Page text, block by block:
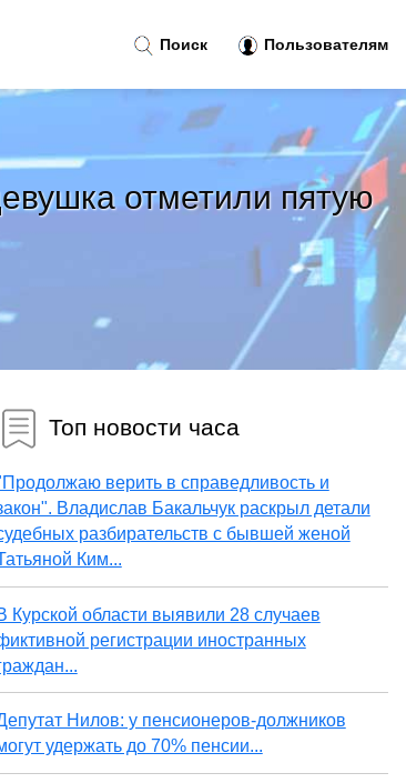
отметили пятую
Топ новости часа
верить в справедливость и
Владислав Бакальчук раскрыл детали
разбирательств с бывшей женой
Ким...
Курской области выявили 28 случаев
регистрации иностранных
Нилов: у пенсионеров-должников
удержать до 70% пенсии...
Поиск Пользователям